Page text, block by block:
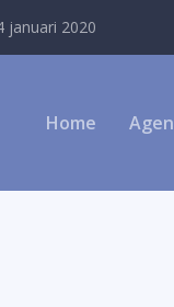
januari 2020
Home